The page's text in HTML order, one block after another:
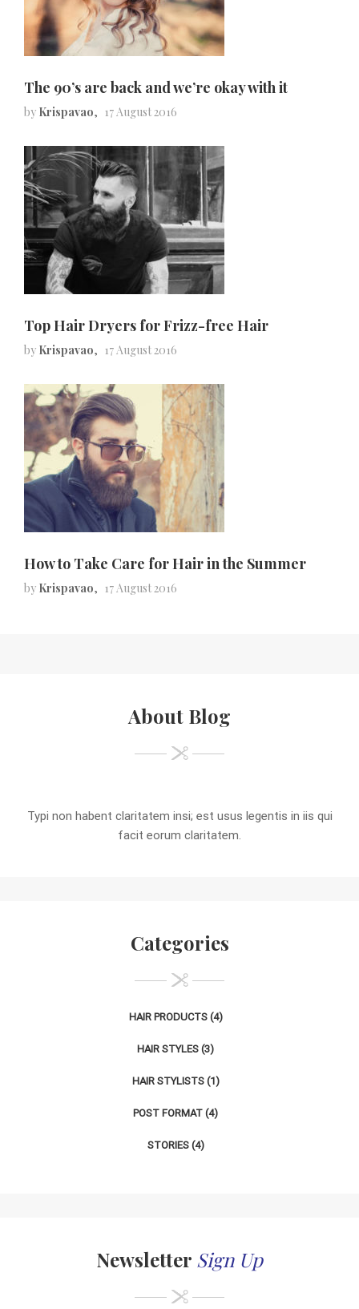
The 90’s are back and we’re okay with it
by Krispavao 17 August 2016
Top Hair Dryers for Frizz-free Hair
by Krispavao 17 August 2016
How to Take Care for Hair in the Summer
by Krispavao 17 August 2016
About Blog
Typi non habent claritatem insi; est usus legentis in iis qui
facit eorum claritatem.
Categories
HAIR PRODUCTS(4)
HAIR STYLES (3)
HAIR STYLISTS(1)
POST FORMAT (4)
STORIES(4)
Newsletter Sign Up